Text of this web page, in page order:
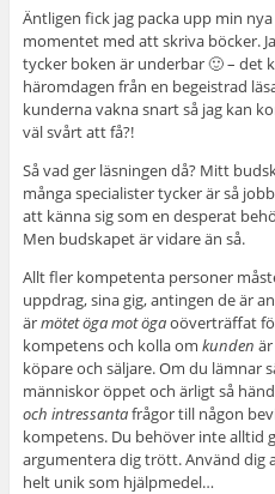
Äntligen fick jag packa upp min
momentet med att skriva böcker.
tycker boken är underbar 🙂 – det
häromdagen från en begeistrad
kunderna vakna snart så jag kan
väl svårt att få?!
Så vad ger läsningen då? Mitt
många specialister tycker är så
att känna sig som en desperat
Men budskapet är vidare än så.
Allt fler kompetenta personer
uppdrag, sina gig, antingen de är
ärmötet öga mot ögaoöverträffat
kompetens och kolla om kunden
köpare och säljare. Om du lämnar
människor öppet och ärligt så
och intressantafrågor till någon
kompetens. Du behöver inte alltid
argumentera dig trött. Använd dig
helt unik som hjälpmedel…